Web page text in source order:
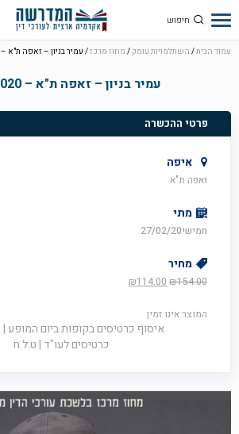
עמוד הבית/ השתלמויות עומק / מחוז מרכז/ עמיר בניון – זאפה ת"א – 27/2/2020
עמיר בניון – זאפה ת"א – 27/2/2020
פרטי ההכשרה
איפה
זאפה ת"א
מתי
חמישי27/02/20
מחיר
₪154.00
המחיר
היה:
₪154.00.
₪114.00
₪114.00.
המוצר אינו זמין
כרטיסים לעו"ד | ט.ל.ח